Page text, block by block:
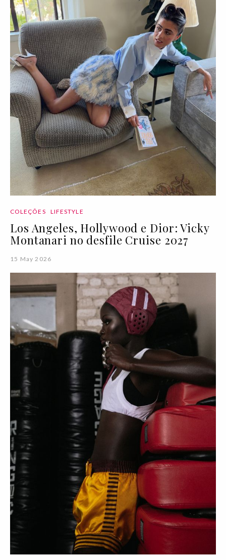
COLEÇÕES LIFESTYLE
Los Angeles, Hollywood e Dior: Vicky
Montanari no desfile Cruise 2027
15 May 2026